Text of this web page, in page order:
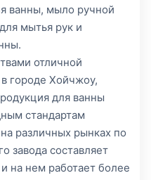
ванны, мыло ручной
мытья рук и
отличной
городе Хойчжоу,
для ванны
стандартам
различных рынках по
завода составляет
на нем работает более